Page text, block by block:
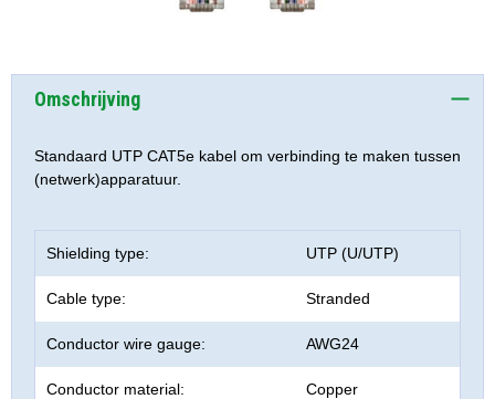
Omschrijving
Standaard UTP CAT5e kabel om verbinding te maken tussen
(netwerk)apparatuur.
Shielding type: UTP (U/UTP)
Cable type: Stranded
Conductor wire gauge: AWG24
Conductor material: Copper